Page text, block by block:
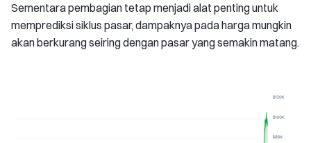
Sementara pembagian tetap menjadi alat penting untuk
memprediksi siklus pasar, dampaknya pada harga mungkin
akan berkurang seiring dengan pasar yang semakin matang.